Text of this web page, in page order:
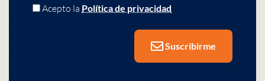
Acepto la Política de privacidad
Suscribirme